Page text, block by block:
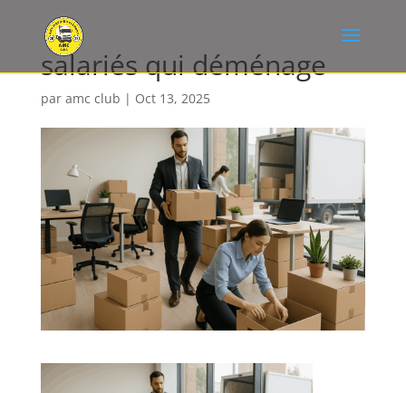
salariés qui déménage
par amc club | Oct 13, 2025